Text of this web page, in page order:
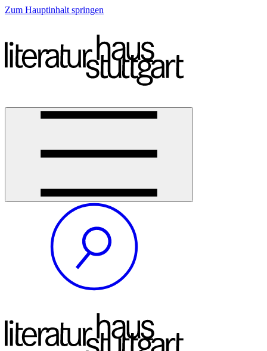
Zum Hauptinhalt springen